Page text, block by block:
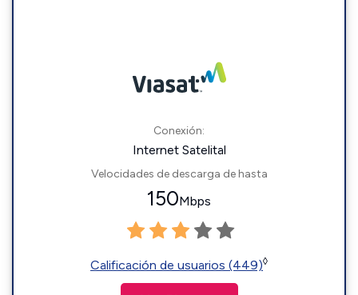
Conexión:
Internet Satelital
Velocidades de descarga de hasta
150Mbps
Calificación de usuarios (449)◊